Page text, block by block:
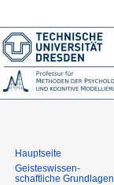
Hauptseite
Geisteswissen-
schaftliche Grundlagen